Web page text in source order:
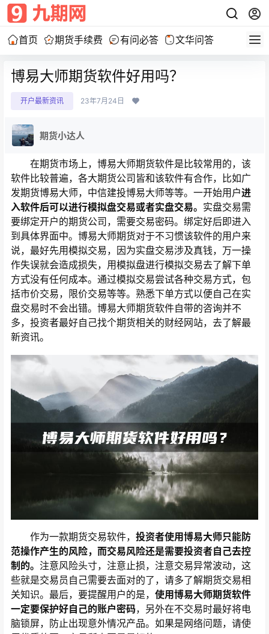
首页 期货手续费 有问必答 文华问答
博易大师期货软件好用吗？
开户最新资讯 23年7月24日
期货小达人
在期货市场上，博易大师期货软件是比较常用的，该
软件比较普遍，各大期货公司皆和该软件有合作，比如广
发期货博易大师，中信建投博易大师等等。一开始用户进
入软件后可以进行模拟盘交易或者实盘交易。 实盘交易需
要绑定开户的期货公司，需要交易密码。绑定好后即进入
到具体界面中。博易大师期货对于不习惯该软件的用户来
说，最好先用模拟交易，因为实盘交易涉及真钱，万一操
作失误就会造成损失，用模拟盘进行模拟交易去了解下单
方式没有任何成本。通过模拟交易尝试各种交易方式，包
括市价交易，限价交易等等。熟悉下单方式以便自己在实
盘交易时不会出错。博易大师期货软件自带的咨询并不
多，投资者最好自己找个期货相关的财经网站，去了解最
新资讯。
作为一款期货交易软件， 投资者使用博易大师只能防
范操作产生的风险，而交易风险还是需要投资者自己去控
制的。 注意风险头寸，注意止损，注意交易异常波动，这
些就是交易员自己需要去面对的了，请多了解期货交易相
关知识。最后，要提醒用户的是， 使用博易大师期货软件
一定要保护好自己的账户密码，另外在不交易时最好将电
脑锁屏，防止出现意外情况产品。如果是网络问题，请使